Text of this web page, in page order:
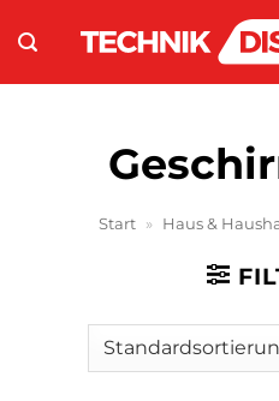
Inhalt
springen
Start » Haus &